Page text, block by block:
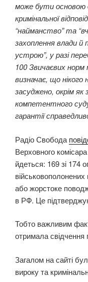
може бути основою
кримінальної
“найманство” та
захоплення влади й
устрою”, у разі
100 Звичаєвих норм
визначає, що
засуджено, окрім як
компетентного
гарантії
Радіо Свобода
Верховного
йдеться: 169 зі 174
або жорстоке
в РФ. Це
Тобто важливим
отримала свідчення
Загалом на сайті
вироку та